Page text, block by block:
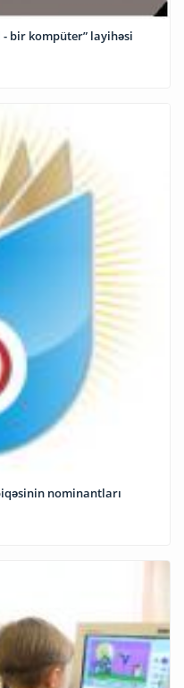
nominantları